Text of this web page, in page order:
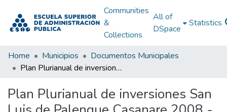
Communities
&
Collections
All of
DSpace
Statistics
Home Municipios
Documentos Municipales
Plan Plurianual de inversiones San Luis de Palenque Casanare 2008 - 2011: PPI San Luis de Palenque Casanare 2008 - 2011
Plan Plurianual de inversiones San